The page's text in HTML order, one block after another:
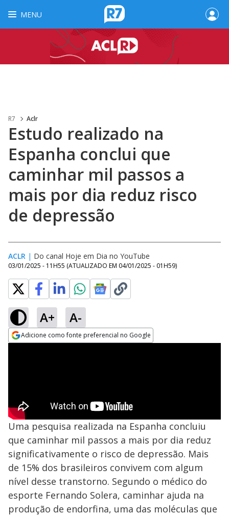
MENU
R7 Aclr
Estudo realizado na
Espanha conclui que
caminhar mil passos a
mais por dia reduz risco
de depressão
ACLR | Do canal Hoje em Dia no YouTube
03/01/2025 - 11H55 (ATUALIZADO EM 04/01/2025 - 01H59)
A+ A-
Adicione como fonte preferencial no Google
Uma pesquisa realizada na Espanha concluiu
que caminhar mil passos a mais por dia reduz
significativamente o risco de depressão. Mais
de 15% dos brasileiros convivem com algum
nível desse transtorno. Segundo o médico do
esporte Fernando Solera, caminhar ajuda na
produção de endorfina, uma das moléculas que